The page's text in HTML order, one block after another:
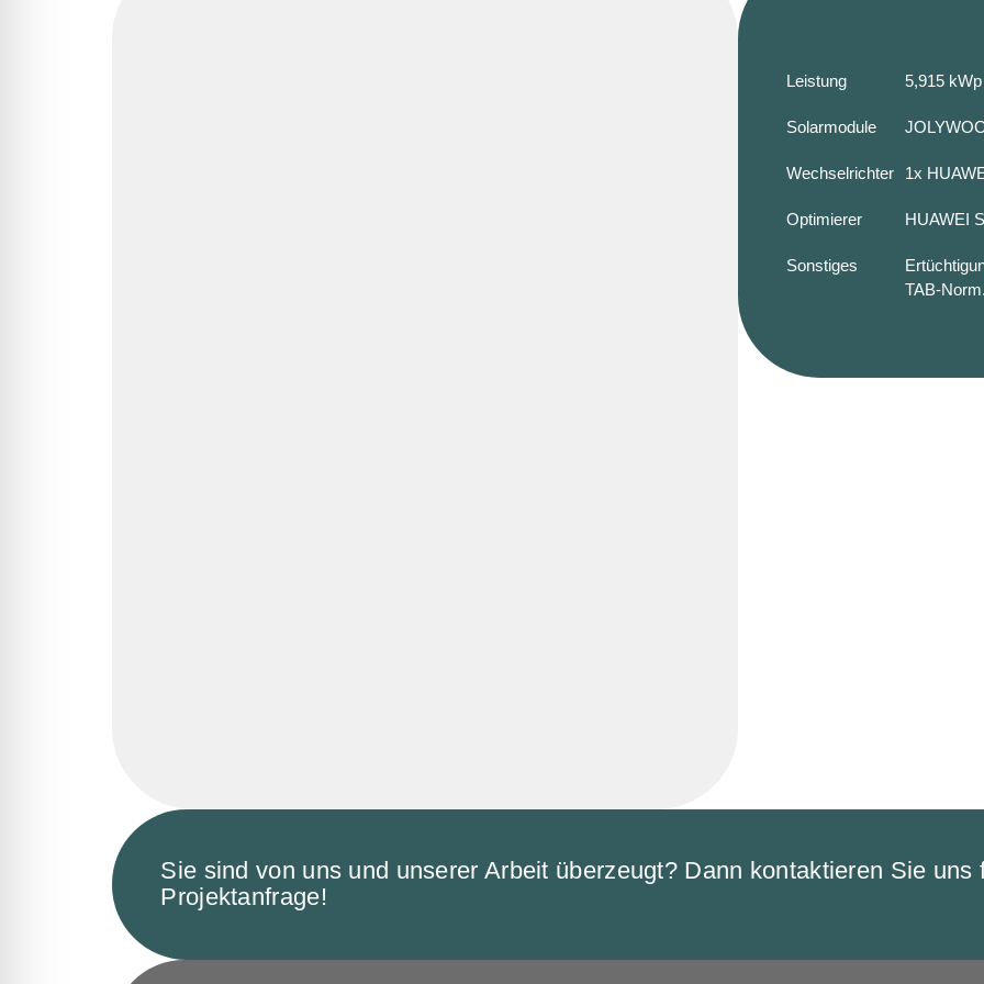
Leistung 5,915 kWp
Solarmodule
Wechselrichter 1x
Optimierer HUAWEI
Sonstiges
TAB-Norm.
Sie sind von uns und unserer Arbeit überzeugt? Dann kontaktieren Sie uns
Projektanfrage!